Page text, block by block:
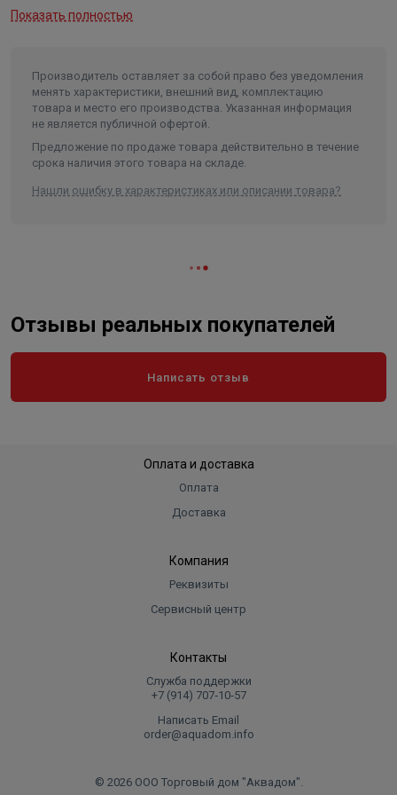
Показать полностью
Производитель оставляет за собой право без уведомления
менять характеристики, внешний вид, комплектацию
товара и место его производства. Указанная информация
не является публичной офертой.
Предложение по продаже товара действительно в течение
срока наличия этого товара на складе.
Нашли ошибку в характеристиках или описании товара?
Отзывы реальных покупателей
Написать отзыв
Оплата и доставка
Оплата
Доставка
Компания
Реквизиты
Сервисный центр
Контакты
Служба поддержки
+7 (914) 707‑10‑57
Написать Email
order@aquadom.info
© 2026 ООО Торговый дом "Аквадом".